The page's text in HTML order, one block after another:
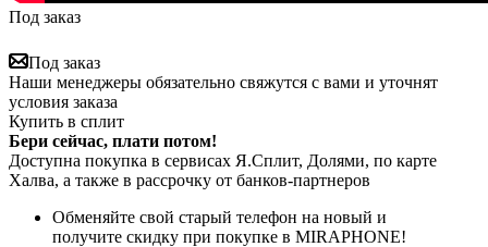
Под заказ
Под заказ
Наши менеджеры обязательно свяжутся с вами и уточнят
условия заказа
Купить в сплит
Бери сейчас, плати потом!
Доступна покупка в сервисах Я.Сплит, Долями, по карте
Халва, а также в рассрочку от банков-партнеров
Обменяйте свой старый телефон на новый и
получите скидку при покупке в MIRAPHONE!